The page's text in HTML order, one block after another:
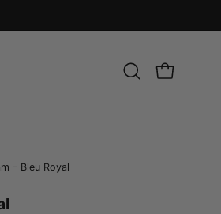
OuvrirCHARIOT
- Bleu Royal